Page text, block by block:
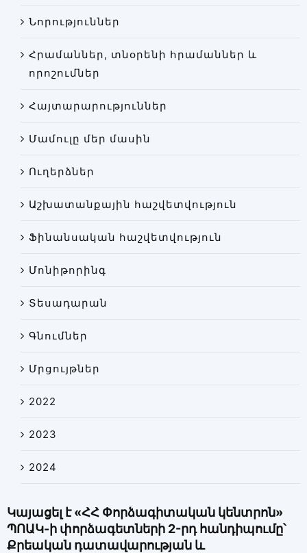
Գրադարան
Նորություններ
Հրամաններ, տնօրենի հրամաններ և
որոշումներ
Հայտարարություններ
Մամուլը մեր մասին
Ուղերձներ
Աշխատանքային հաշվետվություն
Ֆինանսական հաշվետվություն
Մոնիթորինգ
Տեսադարան
Գնումներ
Մրցույթներ
2022
2023
2024
Կայացել է «ՀՀ Փորձագիտական կենտրոն»
ՊՈԱԿ-ի փորձագետների 2-րդ հանդիպումը՝
Քրեական դատավարության և